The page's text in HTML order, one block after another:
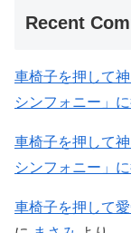
Recent
車椅子を押して
シンフォニー」に
車椅子を押して
シンフォニー」に
車椅子を押して